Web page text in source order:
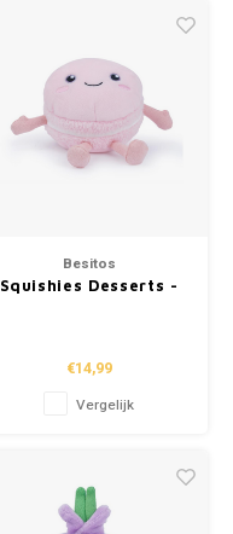
Besitos
Squishies Desserts -
€14,99
Vergelijk